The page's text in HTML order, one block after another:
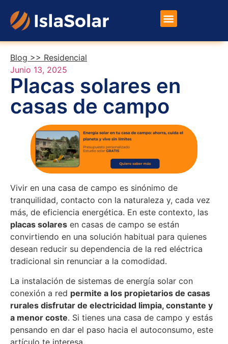
Blog >> Residencial
Junio 13, 2025
Placas solares en
casas de campo
Vivir en una casa de campo es sinónimo de
tranquilidad, contacto con la naturaleza y, cada vez
más, de eficiencia energética. En este contexto, las
placas solares en casas de campo se están
convirtiendo en una solución habitual para quienes
desean reducir su dependencia de la red eléctrica
tradicional sin renunciar a la comodidad.
La instalación de sistemas de energía solar con
conexión a red permite a los propietarios de casas
rurales disfrutar de electricidad limpia, constante y
a menor coste. Si tienes una casa de campo y estás
pensando en dar el paso hacia el autoconsumo, este
artículo te interesa.